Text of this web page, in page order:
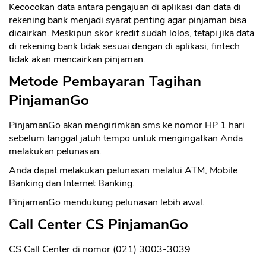
Kecocokan data antara pengajuan di aplikasi dan data di
rekening bank menjadi syarat penting agar pinjaman bisa
dicairkan. Meskipun skor kredit sudah lolos, tetapi jika data
di rekening bank tidak sesuai dengan di aplikasi, fintech
tidak akan mencairkan pinjaman.
Metode Pembayaran Tagihan
PinjamanGo
PinjamanGo akan mengirimkan sms ke nomor HP 1 hari
sebelum tanggal jatuh tempo untuk mengingatkan Anda
melakukan pelunasan.
Anda dapat melakukan pelunasan melalui ATM, Mobile
Banking dan Internet Banking.
PinjamanGo mendukung pelunasan lebih awal.
Call Center CS PinjamanGo
CS Call Center di nomor (021) 3003-3039
OK
CANCEL